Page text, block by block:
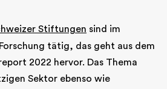
Stiftungen sind im
tätig, das geht aus dem
2022 hervor. Das Thema
Sektor ebenso wie